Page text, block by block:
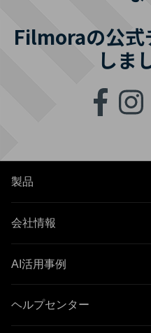
Filmoraの公式
しま
製品
会社情報
AI活用事例
ヘルプセンター